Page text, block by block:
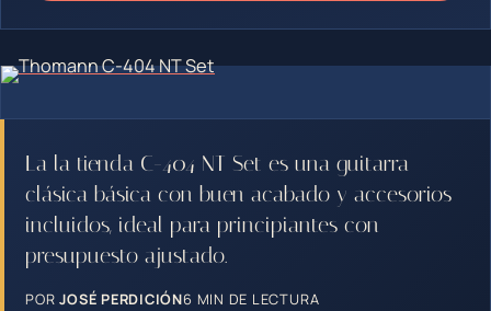
La la tienda C-404 NT Set es una guitarra
clásica básica con buen acabado y accesorios
incluidos, ideal para principiantes con
presupuesto ajustado.
PORJOSÉ PERDICIÓN6 MIN DE LECTURA